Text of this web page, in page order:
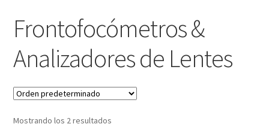
Frontofocómetros &
Analizadores de Lentes
Mostrando los 2 resultados